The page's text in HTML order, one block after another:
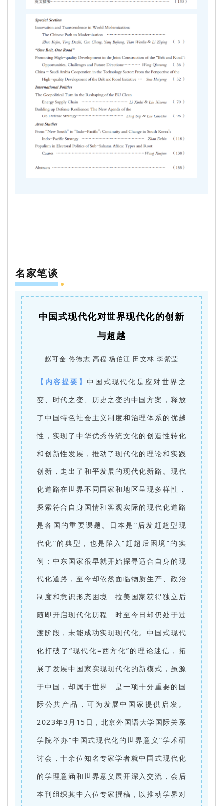
名家笔谈
中国式现代化对世界现代化的创新
与超越
赵可金 佟德志 高程 杨伯江 田文林 李紫莹
【内容提要】中国式现代化是应对世界之
变、时代之变、历史之变的中国方案，释放
了中国特色社会主义制度和治理体系的优越
性，实现了中华优秀传统文化的创造性转化
和创新性发展，推动了现代化的理论和实践
创新，走出了和平发展的现代化新路。现代
化道路在世界不同国家和地区呈现多样性，
探索符合自身国情和客观实际的现代化道路
是各国的重要课题。日本是“后发赶超型现
代化”的典型，也是陷入“赶超后困境”的实
例；中东国家很早就开始探寻适合自身的现
代化道路，至今却依然面临物质生产、政治
制度和意识形态困境；拉美国家获得独立后
随即开启现代化历程，时至今日却仍处于过
渡阶段，未能成功实现现代化。中国式现代
化打破了“现代化=西方化”的理论迷信，拓
展了发展中国家实现现代化的新模式，虽源
于中国，却属于世界，是一项十分重要的国
际公共产品，可为发展中国家提供启发。
2023年3月15日，北京外国语大学国际关系
学院举办“中国式现代化的世界意义”学术研
讨会，十余位知名专家学者就中国式现代化
的学理意涵和世界意义展开深入交流，会后
本刊组织其中六位专家撰稿，以推动学界对